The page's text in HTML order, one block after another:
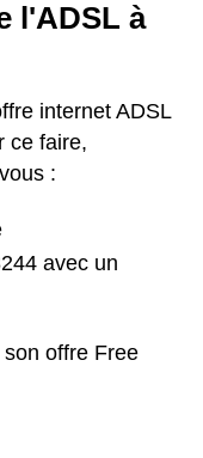
l'ADSL à
internet ADSL
ce faire,
:
avec un
offre Free